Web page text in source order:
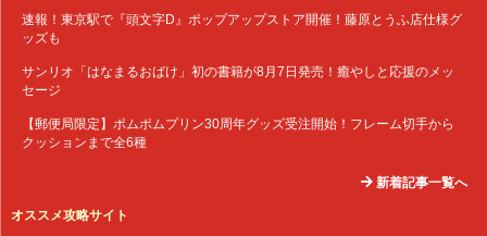
速報！東京駅で『頭文字D』ポップアップストア開催！藤原とうふ店仕様グ
ッズも
サンリオ「はなまるおばけ」初の書籍が8月7日発売！癒やしと応援のメッ
セージ
【郵便局限定】ポムポムプリン30周年グッズ受注開始！フレーム切手から
クッションまで全6種
新着記事一覧へ
オススメ攻略サイト